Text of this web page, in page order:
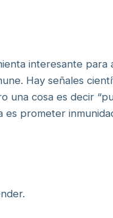
interesante para
Hay señales
una cosa es decir
es prometer